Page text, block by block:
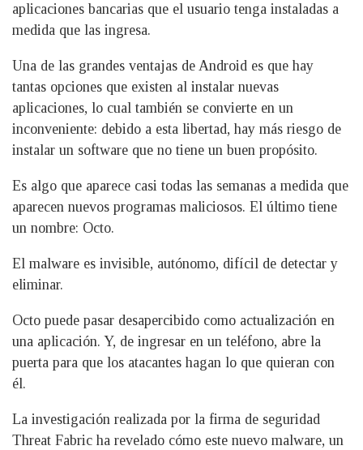
aplicaciones bancarias que el usuario tenga instaladas a
medida que las ingresa.
Una de las grandes ventajas de Android es que hay
tantas opciones que existen al instalar nuevas
aplicaciones, lo cual también se convierte en un
inconveniente: debido a esta libertad, hay más riesgo de
instalar un software que no tiene un buen propósito.
Es algo que aparece casi todas las semanas a medida que
aparecen nuevos programas maliciosos. El último tiene
un nombre: Octo.
El malware es invisible, autónomo, difícil de detectar y
eliminar.
Octo puede pasar desapercibido como actualización en
una aplicación. Y, de ingresar en un teléfono, abre la
puerta para que los atacantes hagan lo que quieran con
él.
La investigación realizada por la firma de seguridad
Threat Fabric ha revelado cómo este nuevo malware, un